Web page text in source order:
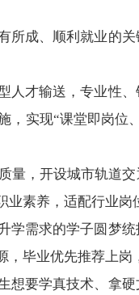
成、顺利就业的
才输送，专业性
实现“课堂即岗
，开设城市轨道
素养，适配行业岗
需求的学子圆梦
毕业优先推荐上岗
要学真技术、拿